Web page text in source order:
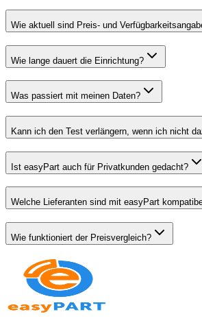
Wie aktuell sind Preis- und
Wie lange dauert die Einrichtung?
Was passiert mit meinen Daten?
Kann ich den Test verlängern, wenn ich nicht
Ist easyPart auch für Privatkunden gedacht?
Welche Lieferanten sind mit easyPart
Wie funktioniert der Preisvergleich?